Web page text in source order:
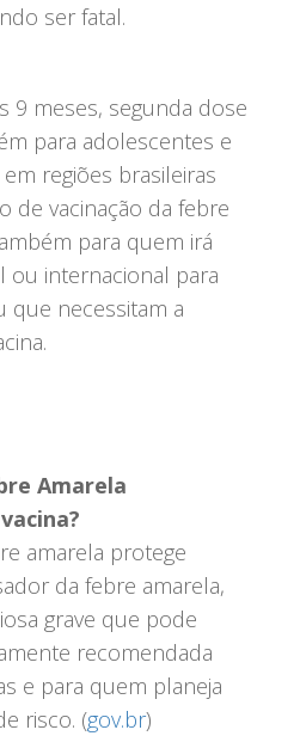
ser fatal.
9 meses, segunda dose
para adolescentes e
regiões brasileiras
de vacinação da febre
para quem irá
ou internacional para
que necessitam a
Amarela
amarela protege
da febre amarela,
grave que pode
recomendada
e para quem planeja
risco. (gov.br)